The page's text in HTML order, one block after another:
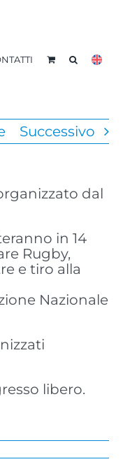
Successivo
dal
in 14
Rugby,
e tiro alla
Nazionale
libero.